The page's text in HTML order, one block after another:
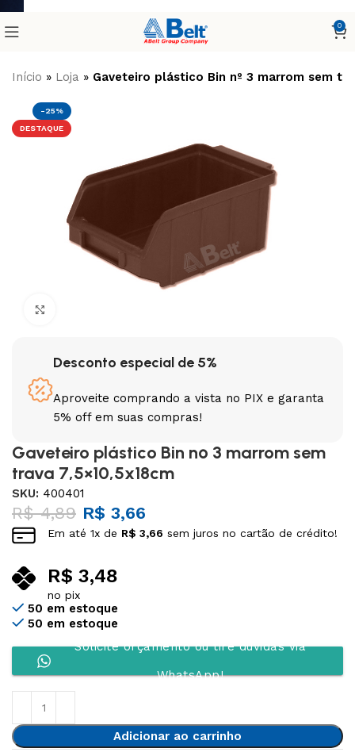
0
Início » Loja » Gaveteiro plástico Bin nº 3 marrom sem
-25%
DESTAQUE
Desconto especial de 5%
Aproveite comprando a vista no PIX e garanta
5% off em suas compras!
Gaveteiro plástico Bin nº 3 marrom sem
trava 7,5×10,5x18cm
SKU: 400401
R$4,89 R$ 3,66
Em até1x de R$ 3,66 sem juros no cartão de crédito!
R$ 3,48
no pix
50 em estoque
50 em estoque
Solicite orçamento ou tire dúvidas via
WhatsApp!
Adicionar ao carrinho